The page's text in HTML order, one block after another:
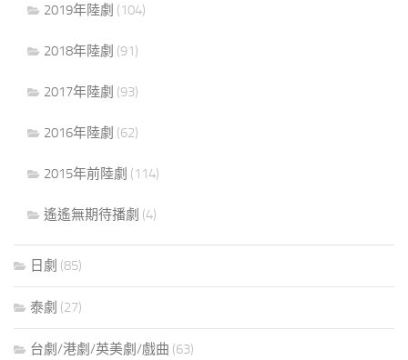
2019年陸劇 (104)
2018年陸劇 (91)
2017年陸劇 (93)
2016年陸劇 (62)
2015年前陸劇 (114)
遙遙無期待播劇 (4)
日劇 (85)
泰劇 (27)
台劇/港劇/英美劇/戲曲 (63)